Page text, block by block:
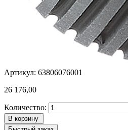
Артикул: 63806076001
26 176,00
Количество:
В корзину